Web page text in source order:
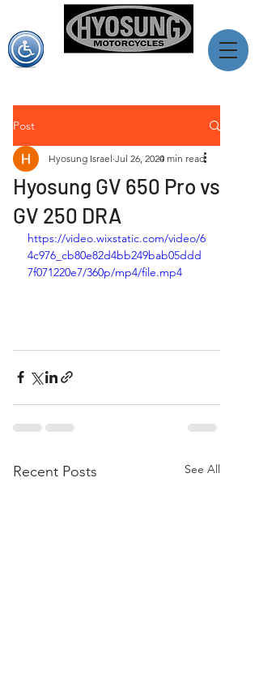
Post
Hyosung GV 650 Pro vs
GV 250 DRA
Hyosung Israel Jul 26, 20240 min read
https://video.wixstatic.com/video/6
4c976_cb80e82d4bb249bab05ddd
7f071220e7/360p/mp4/file.mp4
Recent Posts See All